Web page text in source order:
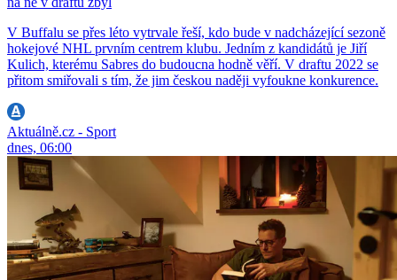
V Buffalu se přes léto vytrvale řeší, kdo bude v nadcházející sezoně
hokejové NHL prvním centrem klubu. Jedním z kandidátů je Jiří
Kulich, kterému Sabres do budoucna hodně věří. V draftu 2022 se
přitom smiřovali s tím, že jim českou naději vyfoukne konkurence.
Aktuálně.cz - Sport
dnes, 06:00